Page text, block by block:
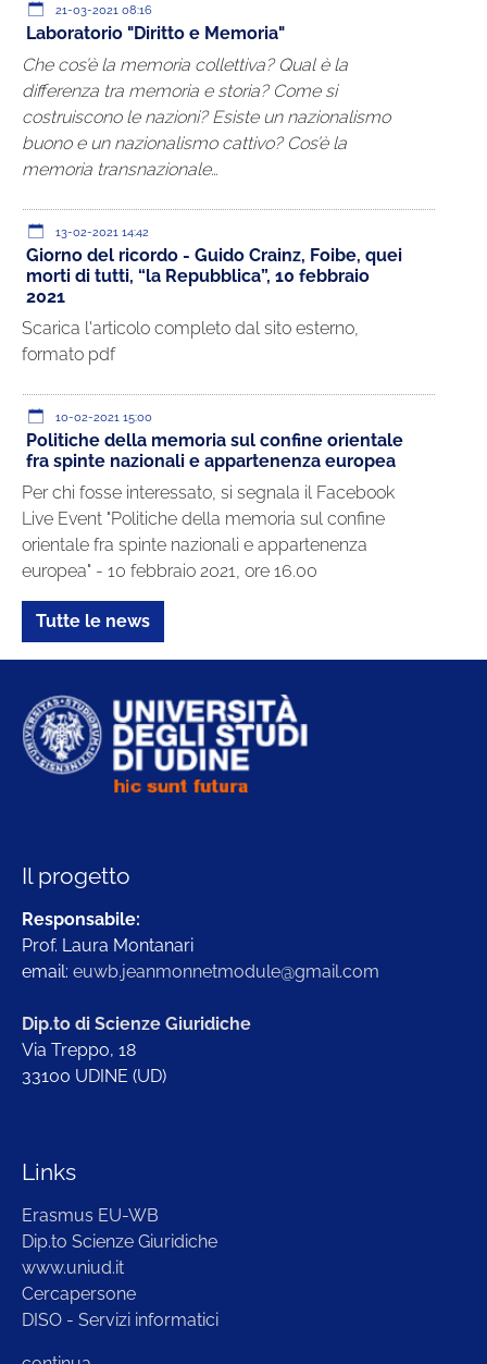
21-03-2021 08:16
Laboratorio "Diritto e Memoria"
Che cos’è la memoria collettiva? Qual è la
differenza tra memoria e storia? Come si
costruiscono le nazioni? Esiste un nazionalismo
buono e un nazionalismo cattivo? Cos’è la
memoria transnazionale…
13-02-2021 14:42
Giorno del ricordo - Guido Crainz, Foibe, quei
morti di tutti, “la Repubblica”, 10 febbraio
2021
Scarica l'articolo completo dal sito esterno,
formato pdf
10-02-2021 15:00
Politiche della memoria sul confine orientale
fra spinte nazionali e appartenenza europea
Per chi fosse interessato, si segnala il Facebook
Live Event "Politiche della memoria sul confine
orientale fra spinte nazionali e appartenenza
europea" - 10 febbraio 2021, ore 16.00
Tutte le news
Il progetto
Responsabile:
Prof. Laura Montanari
email: euwb.jeanmonnetmodule@gmail.com
Dip.to di Scienze Giuridiche
Via Treppo, 18
33100 UDINE (UD)
Links
Erasmus EU-WB
Dip.to Scienze Giuridiche
www.uniud.it
Cercapersone
DISO - Servizi informatici